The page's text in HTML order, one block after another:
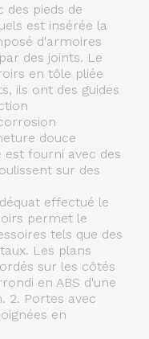
des pieds de
est insérée la
d'armoires
des joints. Le
en tôle pliée
ils ont des guides
douce
est fourni avec des
sur des
effectué le
permet le
tels que des
Les plans
sur les côtés
en ABS d'une
2. Portes avec
en